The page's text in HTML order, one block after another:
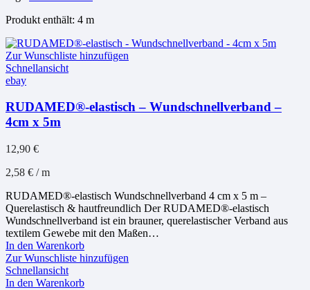
Produkt enthält: 4 m
Zur Wunschliste hinzufügen
Schnellansicht
ebay
RUDAMED®-elastisch – Wundschnellverband –
4cm x 5m
12,90 €
2,58 € /m
RUDAMED®-elastisch Wundschnellverband 4 cm x 5 m –
Querelastisch & hautfreundlich Der RUDAMED®-elastisch
Wundschnellverband ist ein brauner, querelastischer Verband aus
textilem Gewebe mit den Maßen…
In den Warenkorb
Zur Wunschliste hinzufügen
Schnellansicht
In den Warenkorb